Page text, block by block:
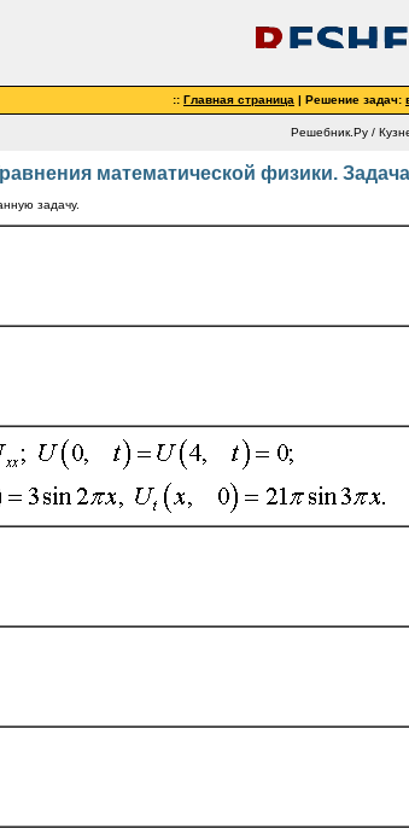
:: Главная страница | Решение задач:
Решебник.Ру /
математической физики.
задачу.